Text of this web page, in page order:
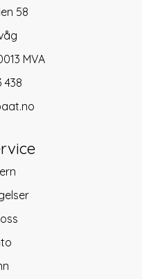
58
MVA
438